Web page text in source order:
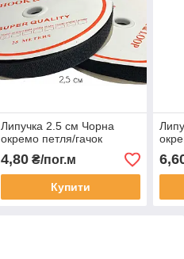
Липучка 2.5 см Чорна
окремо петля/гачок
4,80₴/пог.м
Купити